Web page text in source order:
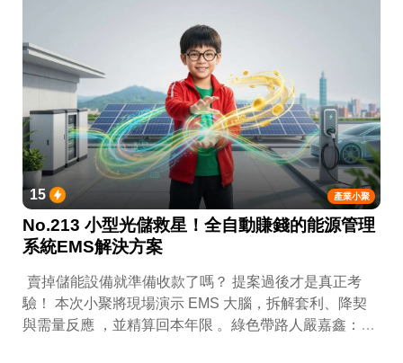
產業小聚
15
No.213 小型光儲救星！全自動賺錢的能源管理
系統EMS解決方案
賣掉儲能設備就準備收款了嗎？ 提案過後才是真正考
驗！ 本次小聚將現場演示 EMS 大腦，拆解套利、降契
與需量反應 ，並精算回本年限 。綠色帶路人嚴嘉鑫：